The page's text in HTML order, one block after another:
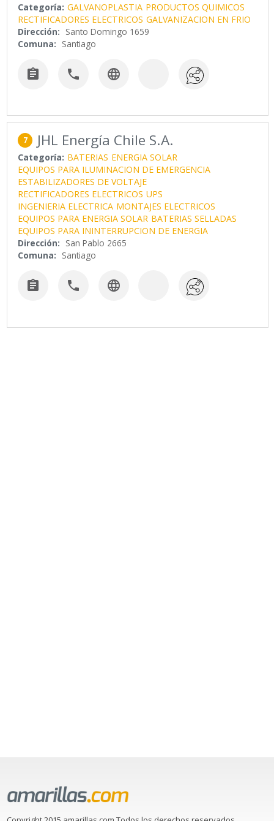
Categoría: GALVANOPLASTIA PRODUCTOS QUIMICOS
RECTIFICADORES ELECTRICOS GALVANIZACION EN FRIO
Dirección: Santo Domingo 1659
Comuna: Santiago
  
7 JHL Energía Chile S.A.
Categoría: BATERIAS ENERGIA SOLAR
EQUIPOS PARA ILUMINACION DE EMERGENCIA
ESTABILIZADORES DE VOLTAJE
RECTIFICADORES ELECTRICOS UPS
INGENIERIA ELECTRICA MONTAJES ELECTRICOS
EQUIPOS PARA ENERGIA SOLAR BATERIAS SELLADAS
EQUIPOS PARA ININTERRUPCION DE ENERGIA
Dirección: San Pablo 2665
Comuna: Santiago
  